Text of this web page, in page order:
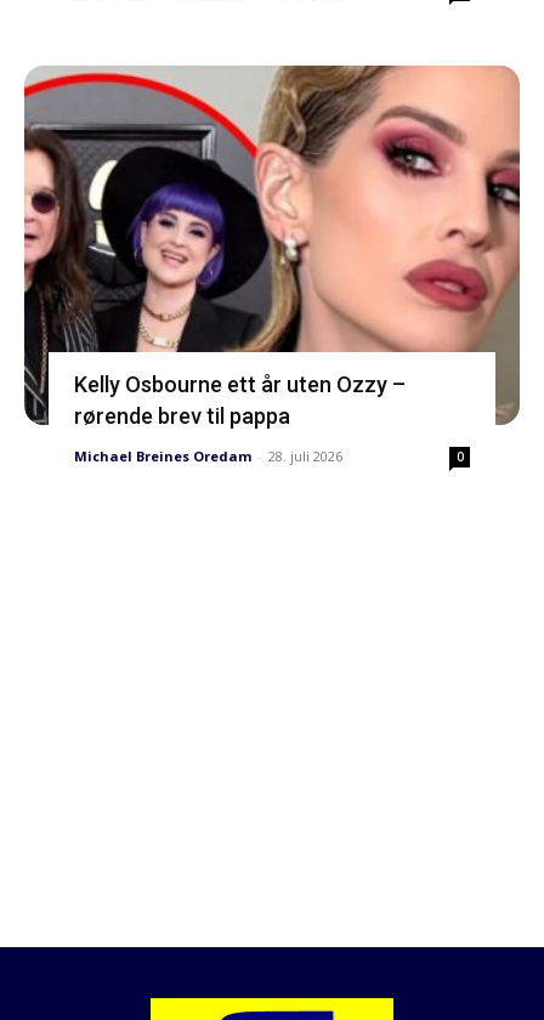
Kelly Osbourne ett år uten Ozzy –
rørende brev til pappa
Michael Breines Oredam - 28. juli 2026 0